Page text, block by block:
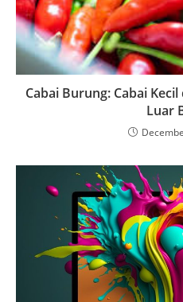
Cabai Burung: Cabai
Luar